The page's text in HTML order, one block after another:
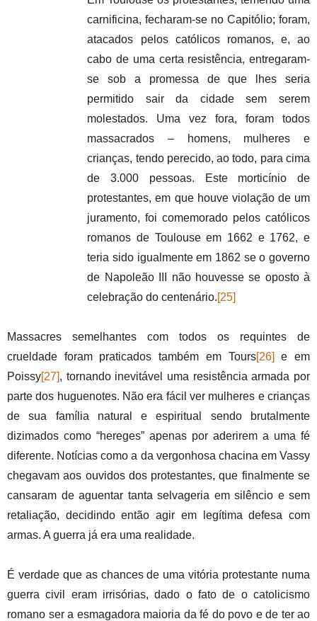
carnificina, fecharam-se no Capitólio; foram,
atacados pelos católicos romanos, e, ao
cabo de uma certa resistência, entregaram-
se sob a promessa de que lhes seria
permitido sair da cidade sem serem
molestados. Uma vez fora, foram todos
massacrados – homens, mulheres e
crianças, tendo perecido, ao todo, para cima
de 3.000 pessoas. Este morticínio de
protestantes, em que houve violação de um
juramento, foi comemorado pelos católicos
romanos de Toulouse em 1662 e 1762, e
teria sido igualmente em 1862 se o governo
de Napoleão III não houvesse se oposto à
celebração do centenário.[25]
Massacres semelhantes com todos os requintes de
crueldade foram praticados também em Tours[26] e em
Poissy[27], tornando inevitável uma resistência armada por
parte dos huguenotes. Não era fácil ver mulheres e crianças
de sua família natural e espiritual sendo brutalmente
dizimados como “hereges” apenas por aderirem a uma fé
diferente. Notícias como a da vergonhosa chacina em Vassy
chegavam aos ouvidos dos protestantes, que finalmente se
cansaram de aguentar tanta selvageria em silêncio e sem
retaliação, decidindo então agir em legítima defesa com
armas. A guerra já era uma realidade.
É verdade que as chances de uma vitória protestante numa
guerra civil eram irrisórias, dado o fato de o catolicismo
romano ser a esmagadora maioria da fé do povo e de ter ao